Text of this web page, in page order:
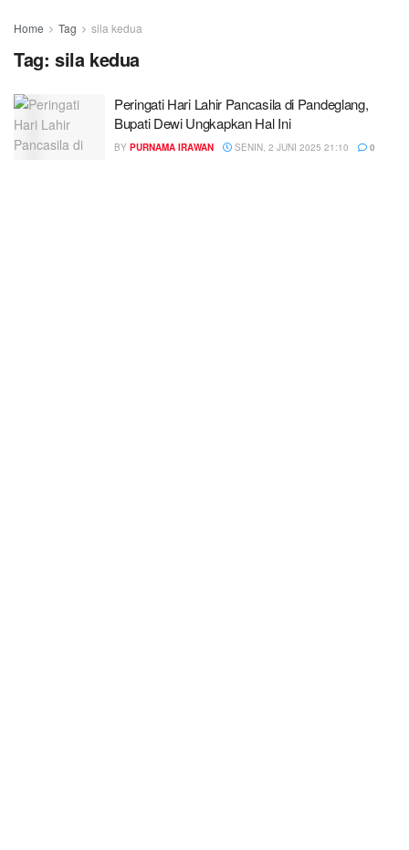
Home Tag sila kedua
Tag: sila kedua
Peringati Hari Lahir Pancasila di Pandeglang,
Bupati Dewi Ungkapkan Hal Ini
BY PURNAMA IRAWAN SENIN, 2 JUNI 2025 21:10 0